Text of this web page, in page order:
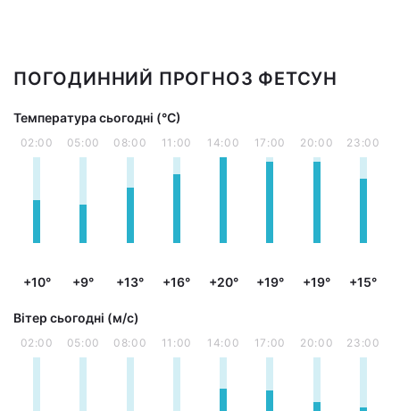
ПОГОДИННИЙ ПРОГНОЗ ФЕТСУН
Температура сьогодні (°С)
02:00
+10°
05:00
+9°
08:00
+13°
11:00
+16°
14:00
+20°
17:00
+19°
20:00
+19°
23:00
+15°
Вітер сьогодні (м/с)
02:00 05:00 08:00 11:00 14:00 17:00 20:00 23:00